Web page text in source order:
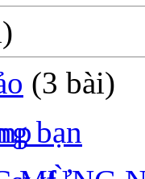
(3 bài)
bạn